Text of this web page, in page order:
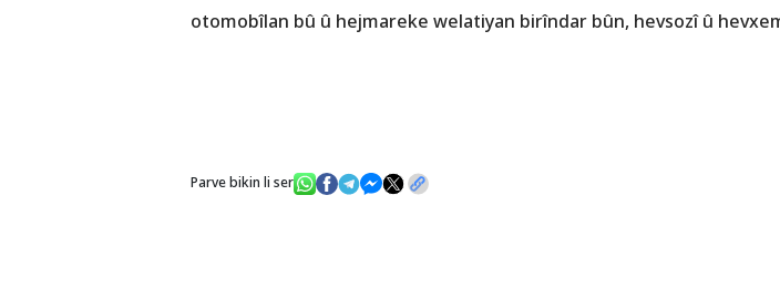
otomobîlan bû û hejmareke welatiyan birîndar bûn, hevsozî û
Parve bikin li ser